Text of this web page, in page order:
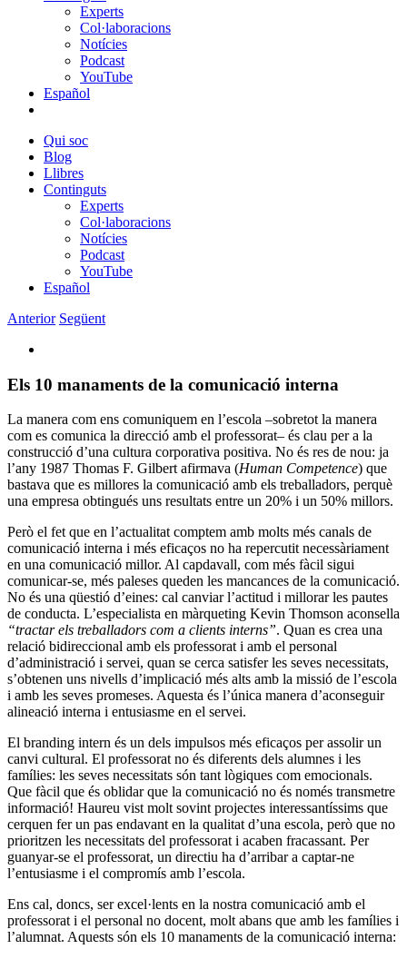
Experts
Col·laboracions
Notícies
Podcast
YouTube
Español
Qui soc
Blog
Llibres
Continguts
Experts
Col·laboracions
Notícies
Podcast
YouTube
Español
Anterior Següent
Image
Els 10 manaments de la comunicació interna
La manera com ens comuniquem en l’escola –sobretot la manera
com es comunica la direcció amb el professorat– és clau per a la
construcció d’una cultura corporativa positiva. No és res de nou: ja
l’any 1987 Thomas F. Gilbert afirmava (Human Competence) que
bastava que es millores la comunicació amb els treballadors, perquè
una empresa obtingués uns resultats entre un 20% i un 50% millors.
Però el fet que en l’actualitat comptem amb molts més canals de
comunicació interna i més eficaços no ha repercutit necessàriament
en una comunicació millor. Al capdavall, com més fàcil sigui
comunicar-se, més paleses queden les mancances de la comunicació.
No és una qüestió d’eines: cal canviar l’actitud i millorar les pautes
de conducta. L’especialista en màrqueting Kevin Thomson aconsella
“tractar els treballadors com a clients interns”. Quan es crea una
relació bidireccional amb els professorat i amb el personal
d’administració i servei, quan se cerca satisfer les seves necessitats,
s’obtenen uns nivells d’implicació més alts amb la missió de l’escola
i amb les seves promeses. Aquesta és l’única manera d’aconseguir
alineació interna i entusiasme en el servei.
El branding intern és un dels impulsos més eficaços per assolir un
canvi cultural. El professorat no és diferents dels alumnes i les
famílies: les seves necessitats són tant lògiques com emocionals.
Que fàcil que és oblidar que la comunicació no és només transmetre
informació! Haureu vist molt sovint projectes interessantíssims que
cerquen fer un pas endavant en la qualitat d’una escola, però que no
prioritzen les necessitats del professorat i acaben fracassant. Per
guanyar-se el professorat, un directiu ha d’arribar a captar-ne
l’entusiasme i el compromís amb l’escola.
Ens cal, doncs, ser excel·lents en la nostra comunicació amb el
professorat i el personal no docent, molt abans que amb les famílies i
l’alumnat. Aquests són els 10 manaments de la comunicació interna: